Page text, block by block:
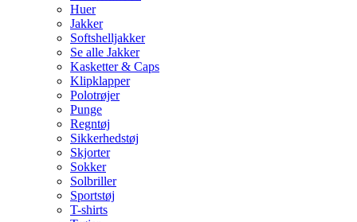
Huer
Jakker
Softshelljakker
Se alle Jakker
Kasketter & Caps
Klipklapper
Polotrøjer
Punge
Regntøj
Sikkerhedstøj
Skjorter
Sokker
Solbriller
Sportstøj
T-shirts